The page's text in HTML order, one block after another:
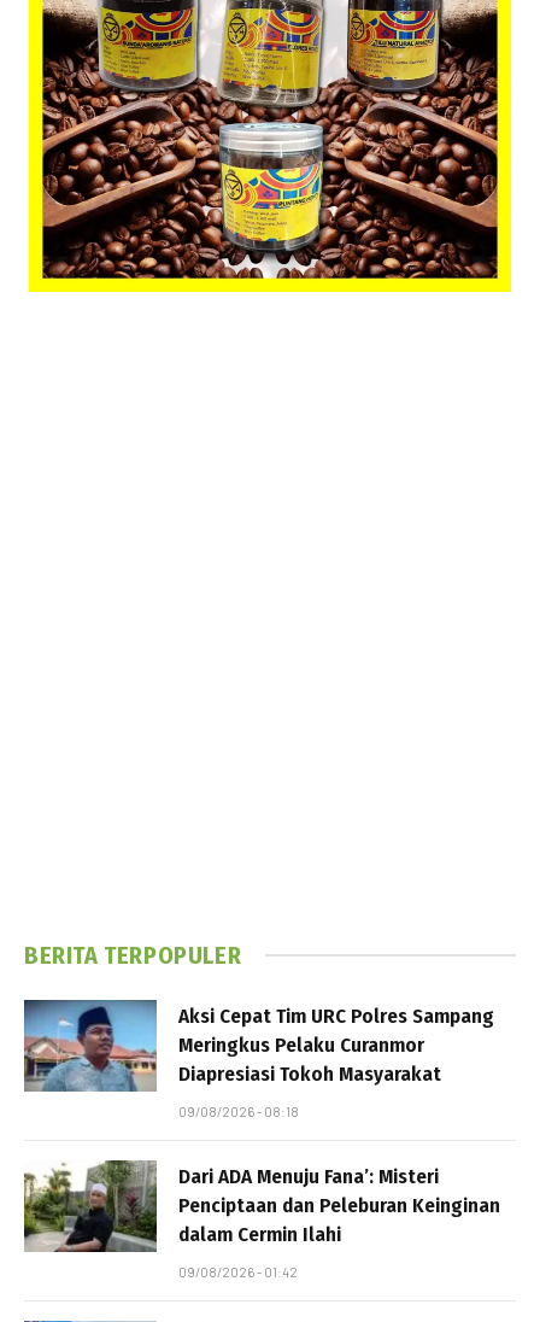
BERITA TERPOPULER
Aksi Cepat Tim URC Polres Sampang
Meringkus Pelaku Curanmor
Diapresiasi Tokoh Masyarakat
09/08/2026 - 08:18
Dari ADA Menuju Fana’: Misteri
Penciptaan dan Peleburan Keinginan
dalam Cermin Ilahi
09/08/2026 - 01:42